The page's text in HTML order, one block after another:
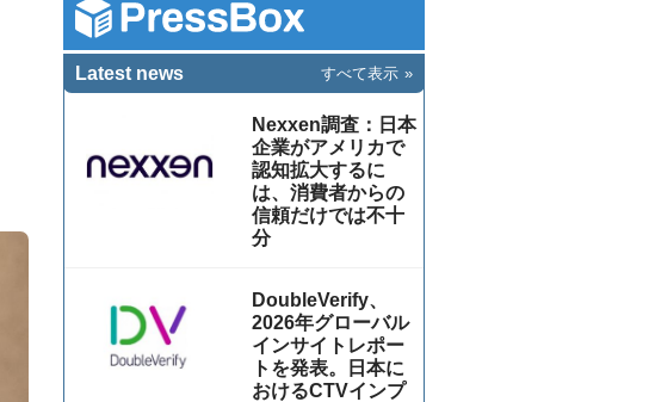
Latest news すべて表示
Nexxen調査：日本
企業がアメリカで
認知拡大するに
は、消費者からの
信頼だけでは不十
分
DoubleVerify、
2026年グローバル
インサイトレポー
トを発表。日本に
おけるCTVインプ